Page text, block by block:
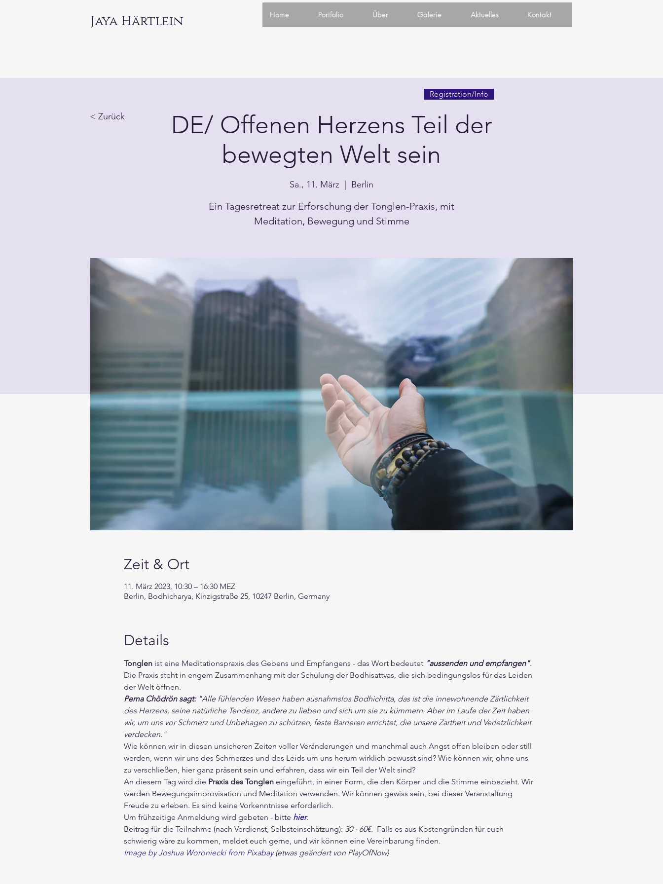
Jaya Härtlein Home Portfolio Über Galerie Aktuelles Kontakt
DE/ Offenen Herzens Teil der
bewegten Welt sein
Sa., 11. März Berlin
Ein Tagesretreat zur Erforschung der Tonglen-Praxis, mit
Zeit & Ort
11. März 2023, 10:30 – 16:30 MEZ
Berlin, Bodhicharya, Kinzigstraße 25, 10247 Berlin, Germany
Details
Tonglen ist eine Meditationspraxis des Gebens und Empfangens - das Wort bedeutet "aussenden und empfangen".
Die Praxis steht in engem Zusammenhang mit der Schulung der Bodhisattvas, die sich bedingungslos für das Leiden
der Welt öffnen.
Pema Chödrön sagt: "Alle fühlenden Wesen haben ausnahmslos Bodhichitta, das ist die innewohnende Zärtlichkeit
des Herzens, seine natürliche Tendenz, andere zu lieben und sich um sie zu kümmern. Aber im Laufe der Zeit haben
wir, um uns vor Schmerz und Unbehagen zu schützen, feste Barrieren errichtet, die unsere Zartheit und Verletzlichkeit
verdecken."
Wie können wir in diesen unsicheren Zeiten voller Veränderungen und manchmal auch Angst offen bleiben oder still
werden, wenn wir uns des Schmerzes und des Leids um uns herum wirklich bewusst sind? Wie können wir, ohne uns
zu verschließen, hier ganz präsent sein und erfahren, dass wir ein Teil der Welt sind?
An diesem Tag wird die Praxis des Tonglen eingeführt, in einer Form, die den Körper und die Stimme einbezieht. Wir
werden Bewegungsimprovisation und Meditation verwenden. Wir können gewiss sein, bei dieser Veranstaltung
Freude zu erleben. Es sind keine Vorkenntnisse erforderlich.
Um frühzeitige Anmeldung wird gebeten - bitte hier.
Beitrag für die Teilnahme (nach Verdienst, Selbsteinschätzung): 30 - 60€. Falls es aus Kostengründen für euch
schwierig wäre zu kommen, meldet euch gerne, und wir können eine Vereinbarung finden.
Image by Joshua Woroniecki from Pixabay (etwas geändert von PlayOfNow)
< Zurück
Registration/Info